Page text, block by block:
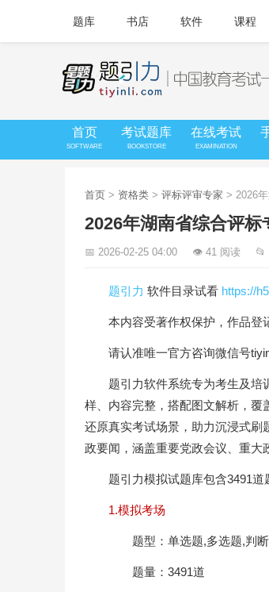
题库 书店 软件 课程
首页
SOFTWARE
考试题库
BOOKSTORE
在线考试
EXAMINATION
首页 > 资格类 > 评标评审专家 > 2026
2026年湖南省综合评
📅 2026-02-25 04:00 👁 41 阅读 📂
题引力 软件目录试看 https://
本内容受著作权保护，作品登
请认准唯一官方咨询微信号
题引力软件系统专为考生及培
样、内容完整，搭配图文解析，覆
还原真实考试场景，助力沉浸式
政要闻，涵盖重要党政会议、重大
题引力模拟试题库包含3491
1.模拟考场
题型：单选题,多选题,判
题量：3491道